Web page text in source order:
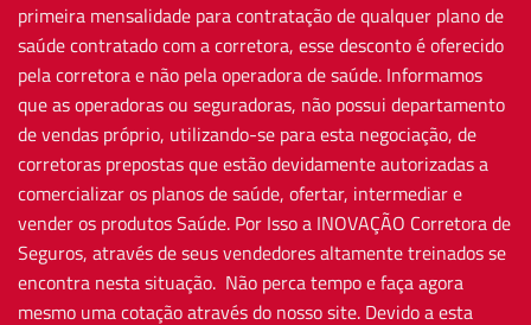
primeira mensalidade para contratação de qualquer plano de
saúde contratado com a corretora, esse desconto é oferecido
pela corretora e não pela operadora de saúde. Informamos
que as operadoras ou seguradoras, não possui departamento
de vendas próprio, utilizando-se para esta negociação, de
corretoras prepostas que estão devidamente autorizadas a
comercializar os planos de saúde, ofertar, intermediar e
vender os produtos Saúde. Por Isso a INOVAÇÃO Corretora de
Seguros, através de seus vendedores altamente treinados se
encontra nesta situação. Não perca tempo e faça agora
mesmo uma cotação através do nosso site. Devido a esta